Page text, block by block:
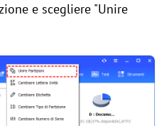
e scegliere "Unire